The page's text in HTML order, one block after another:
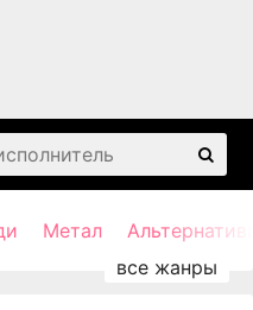
Метал